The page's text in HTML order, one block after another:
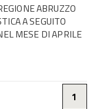
ABRUZZO
A SEGUITO
MESE DI APRILE
1